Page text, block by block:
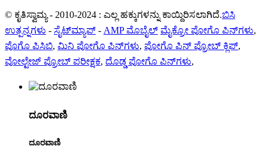
© ಕೃತಿಸ್ವಾಮ್ಯ - 2010-2024 : ಎಲ್ಲ ಹಕ್ಕುಗಳನ್ನು ಕಾಯ್ದಿರಿಸಲಾಗಿದೆ.ಬಿಸಿ
ಉತ್ಪನ್ನಗಳು - ಸೈಟ್‌ಮ್ಯಾಪ್ - AMP ಮೊಬೈಲ್ ಮೈಕ್ರೋ ಪೋಗೊ ಪಿನ್‌ಗಳು,
ಪೊಗೊ ಪಿಸಿಬಿ, ಮಿನಿ ಪೋಗೊ ಪಿನ್‌ಗಳು, ಪೋಗೊ ಪಿನ್ ಪ್ರೋಬ್ ಕ್ಲಿಪ್,
ವೋಲ್ಟೇಜ್ ಪ್ರೋಬ್ ಪರೀಕ್ಷಕ, ದೊಡ್ಡ ಪೋಗೊ ಪಿನ್‌ಗಳು,
ದೂರವಾಣಿ
ದೂರವಾಣಿ